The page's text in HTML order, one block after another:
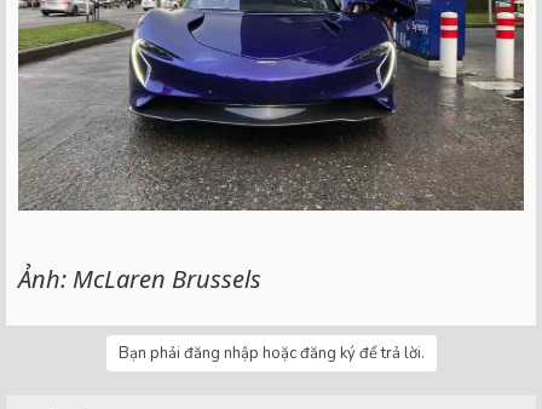
Ảnh: McLaren Brussels
Bạn phải đăng nhập hoặc đăng ký để trả lời.